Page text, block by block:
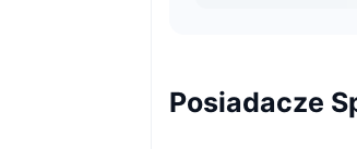
Posiadacze